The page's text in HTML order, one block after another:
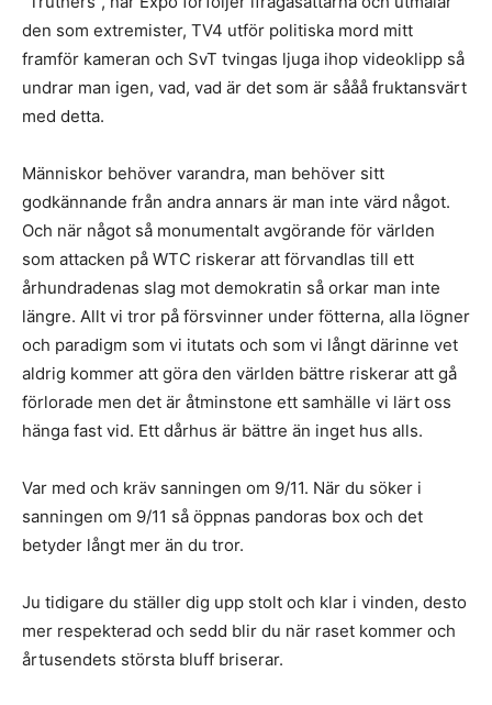
den som extremister, TV4 utför politiska mord mitt
framför kameran och SvT tvingas ljuga ihop videoklipp så
undrar man igen, vad, vad är det som är sååå fruktansvärt
med detta.
Människor behöver varandra, man behöver sitt
godkännande från andra annars är man inte värd något.
Och när något så monumentalt avgörande för världen
som attacken på WTC riskerar att förvandlas till ett
århundradenas slag mot demokratin så orkar man inte
längre. Allt vi tror på försvinner under fötterna, alla lögner
och paradigm som vi itutats och som vi långt därinne vet
aldrig kommer att göra den världen bättre riskerar att gå
förlorade men det är åtminstone ett samhälle vi lärt oss
hänga fast vid. Ett dårhus är bättre än inget hus alls.
Var med och kräv sanningen om 9/11. När du söker i
sanningen om 9/11 så öppnas pandoras box och det
betyder långt mer än du tror.
Ju tidigare du ställer dig upp stolt och klar i vinden, desto
mer respekterad och sedd blir du när raset kommer och
årtusendets största bluff briserar.